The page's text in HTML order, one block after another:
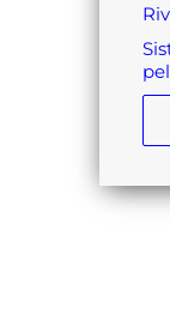
sistemi di riscaldamento a legna e